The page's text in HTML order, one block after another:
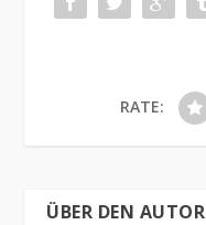
RATE:
ÜBER DEN AUTOR